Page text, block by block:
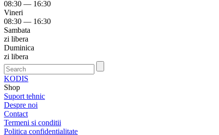
08:30 — 16:30
Vineri
08:30 — 16:30
Sambata
zi libera
Duminica
zi libera
KODIS
Shop
Suport tehnic
Despre noi
Contact
Termeni si conditii
Politica confidentialitate